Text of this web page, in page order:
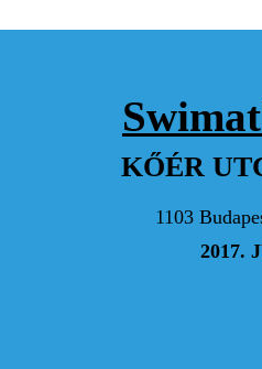
KŐÉR
1103
2017.